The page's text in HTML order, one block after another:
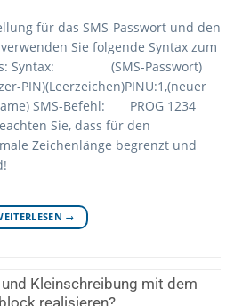
für das SMS-Passwort und den
Sie folgende Syntax zum
Syntax: (SMS-Passwort)
PIN)(Leerzeichen)PINU:1,(neuer
SMS-Befehl: PROG 1234
Sie, dass für den
Zeichenlänge begrenzt und
→
Kleinschreibung mit dem